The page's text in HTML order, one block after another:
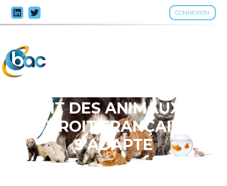
CONNEXION
Aller
au
DROIT DES ANIMAUX : LE
DROIT FRANÇAIS
S’ADAPTE